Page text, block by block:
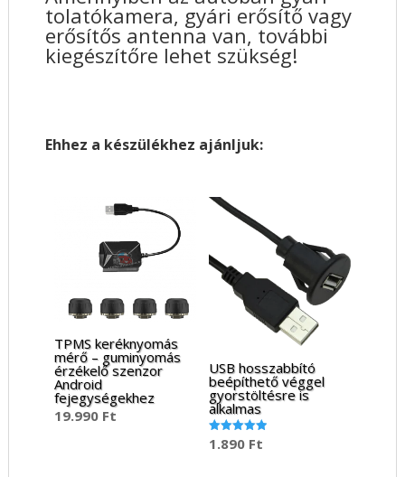
tolatókamera, gyári erősítő vagy
erősítős antenna van, további
kiegészítőre lehet szükség!
Ehhez a készülékhez ajánljuk:
TPMS keréknyomás
mérő – guminyomás
érzékelő szenzor
Android
fejegységekhez
19.990 Ft
USB hosszabbító
beépíthető véggel
gyorstöltésre is
alkalmas
Értékelés:
5.00
1.890 Ft